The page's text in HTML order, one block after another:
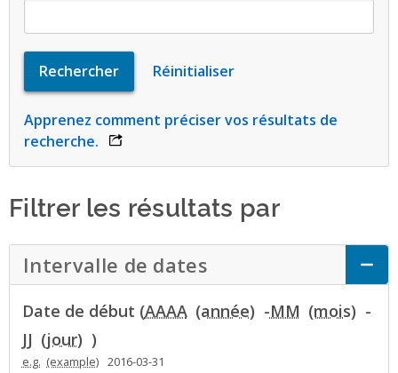
Apprenez comment préciser vos résultats de
recherche. opens link in a new window
Filtrer les résultats par
Intervalle de dates Click to Expand
Date de début (AAAA -MM
-
JJ
)
e.g. 2016-03-31